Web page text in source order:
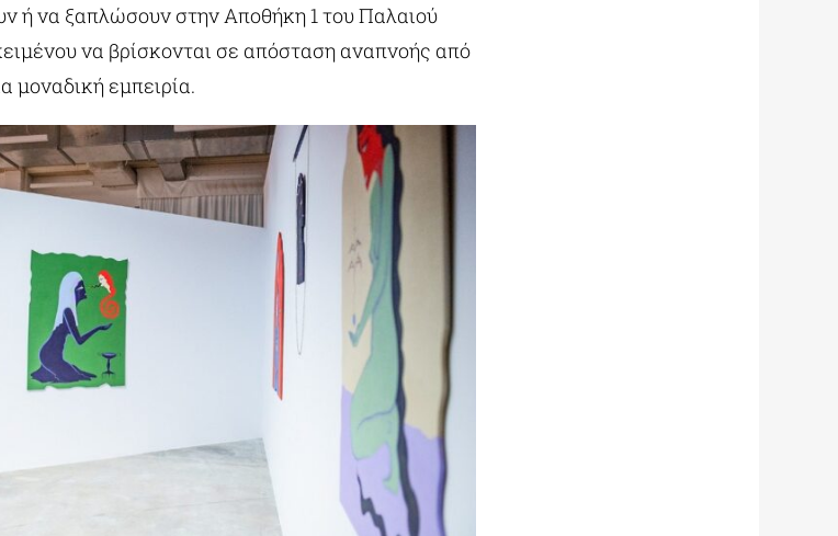
ή να ξαπλώσουν στην Αποθήκη 1 του Παλαιού
να βρίσκονται σε απόσταση αναπνοής από
μοναδική εμπειρία.